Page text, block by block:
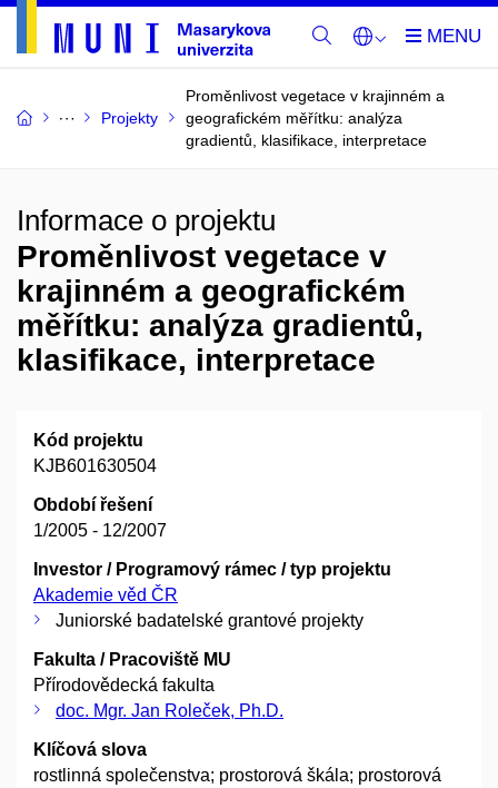
Projekty
Proměnlivost vegetace v krajinném a
geografickém měřítku: analýza
gradientů, klasifikace, interpretace
Informace o projektu
Proměnlivost vegetace v
krajinném a geografickém
měřítku: analýza gradientů,
klasifikace, interpretace
Kód projektu
KJB601630504
Období řešení
1/2005 - 12/2007
Investor / Programový rámec / typ projektu
Akademie věd ČR
Juniorské badatelské grantové projekty
Fakulta / Pracoviště MU
Přírodovědecká fakulta
doc. Mgr. Jan Roleček, Ph.D.
Klíčová slova
rostlinná společenstva; prostorová škála; prostorová